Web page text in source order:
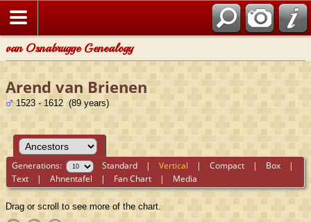
van Osnabrugge Genealogy
Arend van Brienen
1523 - 1612 (89 years)
Generations: Standard |Vertical |Compact | Box |
Text |Ahnentafel | Fan Chart | Media
Drag or scroll to see more of the chart.